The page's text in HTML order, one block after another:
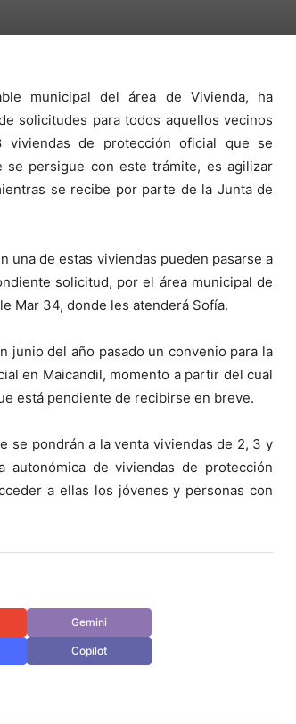
municipal del área de Vivienda, ha
solicitudes para todos aquellos vecinos
de protección oficial que se
se persigue con este trámite, es agilizar
se recibe por parte de la Junta de
una de estas viviendas pueden pasarse a
solicitud, por el área municipal de
Mar 34, donde les atenderá Sofía.
junio del año pasado un convenio para la
en Maicandil, momento a partir del cual
está pendiente de recibirse en breve.
se pondrán a la venta viviendas de 2, 3 y
de viviendas de protección
a ellas los jóvenes y personas con
Gemini
Copilot